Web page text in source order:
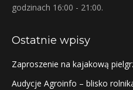
godzinach 16:00 - 21:00.
Ostatnie wpisy
Zaproszenie na kajakową
Audycje Agroinfo – blisko